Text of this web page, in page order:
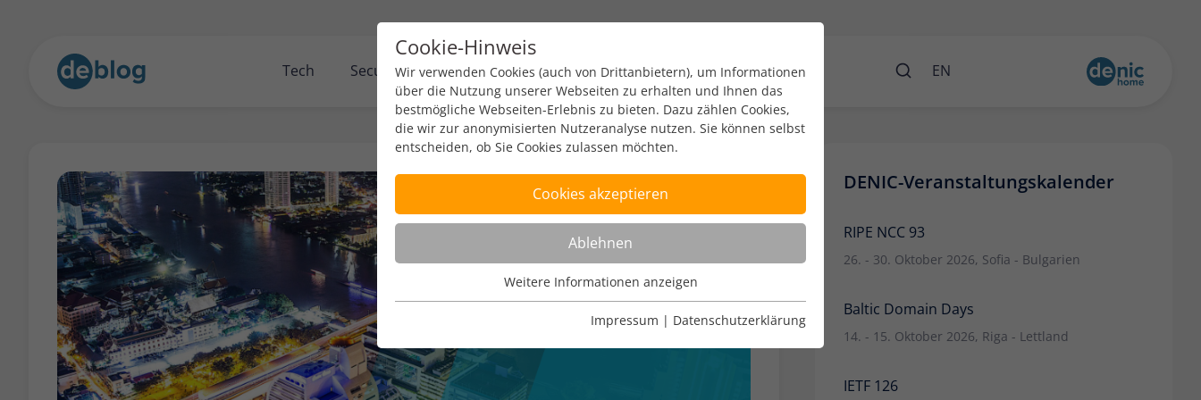
Tech Security Policy Zahlen & Fakten Engagement Events EN
DENIC-Veranstaltungskalender
RIPE NCC 93
26. - 30. Oktober 2026, Sofia - Bulgarien
Baltic Domain Days
14. - 15. Oktober 2026, Riga - Lettland
IETF 126
Cookie-Hinweis
Wir verwenden Cookies (auch von Drittanbietern), um Informationen
über die Nutzung unserer Webseiten zu erhalten und Ihnen das
bestmögliche Webseiten-Erlebnis zu bieten. Dazu zählen Cookies,
die wir zur anonymisierten Nutzeranalyse nutzen. Sie können selbst
entscheiden, ob Sie Cookies zulassen möchten.
Cookies akzeptieren
Ablehnen
Nutzungsanalyse
Cookies zur Nutzungsanalyse ermöglichen es uns zu analysieren,
Name Weitere Informationen anzeigen
Weitere Informationen anzeigen
Impressum | Datenschutzerklärung